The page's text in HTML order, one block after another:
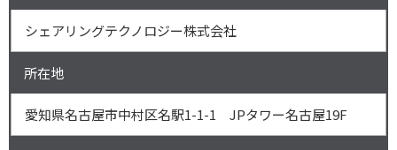
シェアリングテクノロジー株式会社
所在地
愛知県名古屋市中村区名駅1-1-1 JPタワー名古屋19F